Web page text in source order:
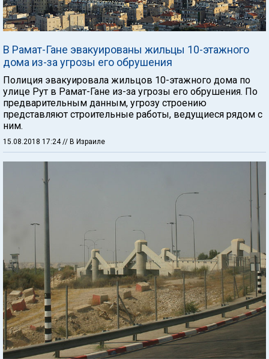
В Рамат-Гане эвакуированы жильцы 10-этажного
дома из-за угрозы его обрушения
Полиция эвакуировала жильцов 10-этажного дома по
улице Рут в Рамат-Гане из-за угрозы его обрушения. По
предварительным данным, угрозу строению
представляют строительные работы, ведущиеся рядом с
ним.
15.08.2018 17:24// В Израиле